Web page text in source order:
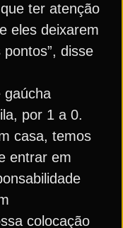
ter atenção
eles deixarem
disse
gaúcha
por 1 a 0.
casa, temos
entrar em
colocação